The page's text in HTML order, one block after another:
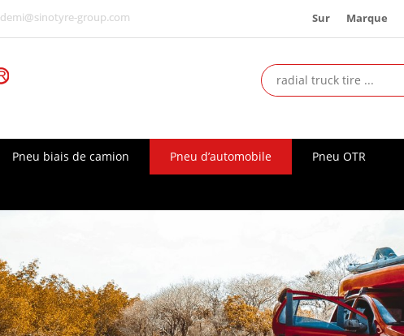
demi@sinotyre-group.com Sur Marque
Pneu biais de camion Pneu d’automobile Pneu OTR